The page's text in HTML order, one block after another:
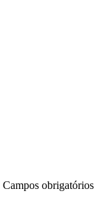
Campos obrigatórios